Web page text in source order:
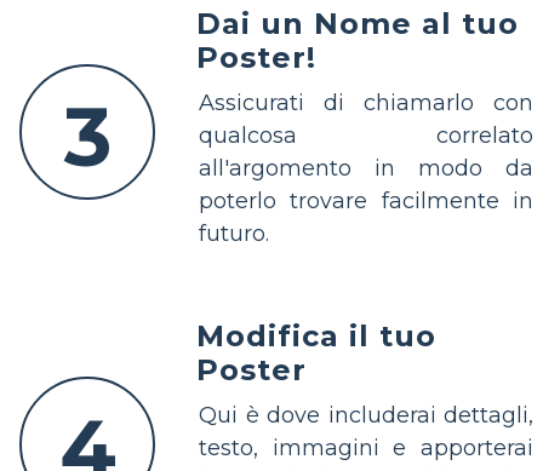
3
Dai un Nome al tuo
Poster!
Assicurati di chiamarlo con
qualcosa correlato
all'argomento in modo da
poterlo trovare facilmente in
futuro.
4
Modifica il tuo
Poster
Qui è dove includerai dettagli,
testo, immagini e apporterai